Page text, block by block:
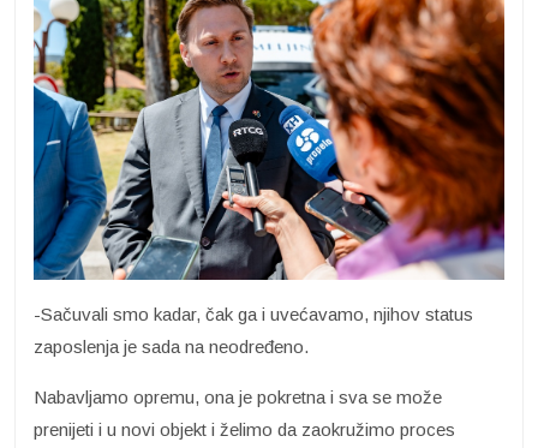
-Sačuvali smo kadar, čak ga i uvećavamo, njihov status
zaposlenja je sada na neodređeno.
Nabavljamo opremu, ona je pokretna i sva se može
prenijeti i u novi objekt i želimo da zaokružimo proces